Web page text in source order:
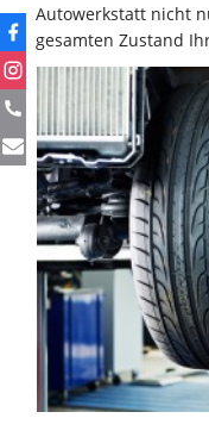
Autowerkstatt nicht
gesamten Zustand